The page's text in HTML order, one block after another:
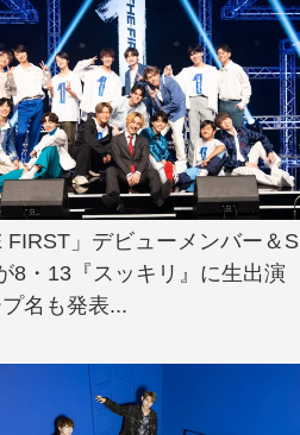
FIRST」デビューメンバー＆S
8・13『スッキリ』に生出演
名も発表...